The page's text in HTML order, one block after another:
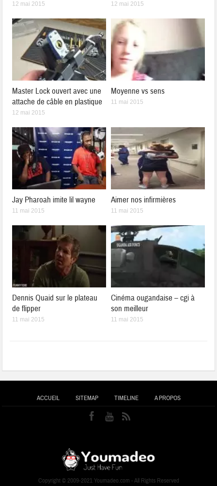
12 mai 2015 12 mai 2015
Master Lock ouvert avec une
attache de câble en plastique
12 mai 2015
Moyenne vs sens
11 mai 2015
Jay Pharoah imite lil wayne
11 mai 2015
Aimer nos infirmières
11 mai 2015
Dennis Quaid sur le plateau
de flipper
11 mai 2015
Cinéma ougandaise – cgi à
son meilleur
11 mai 2015
ACCUEIL SITEMAP TIMELINE A PROPOS
Copyright © 2009-2021 Youmadeo.com - All Rights Reserved